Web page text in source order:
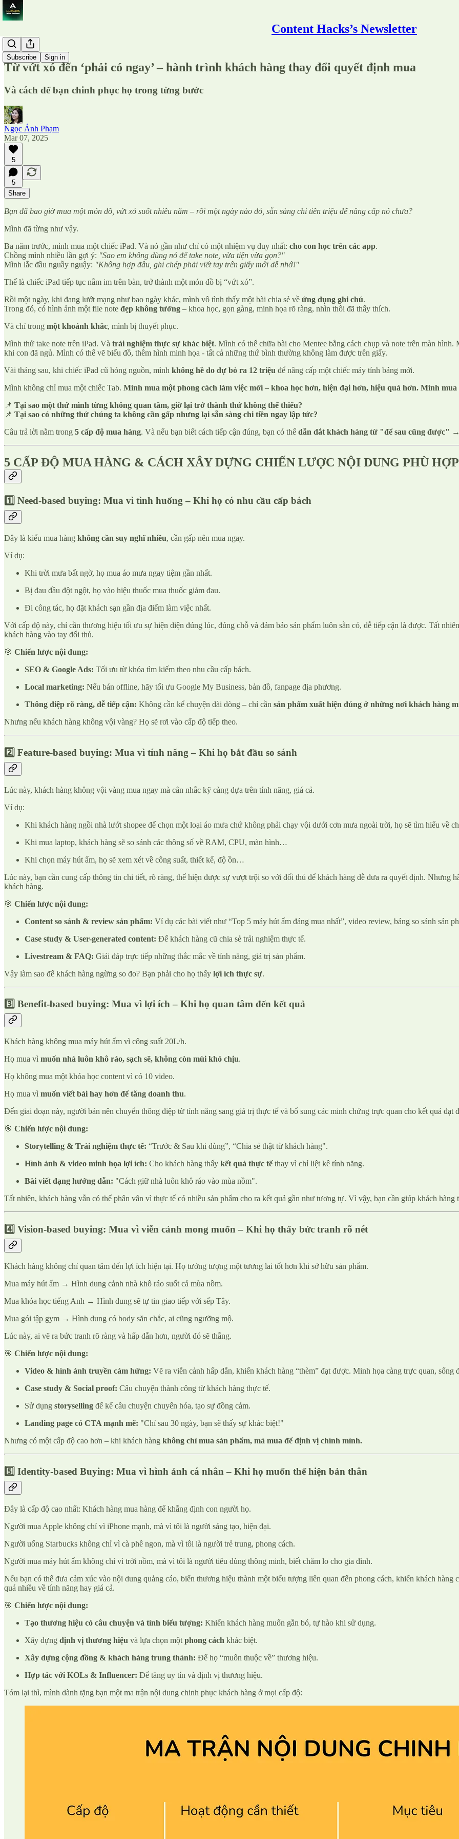
Content Hacks’s Newsletter
Subscribe Sign in
Công cụ
Từ vứt xó đến ‘phải có ngay’ – hành trình khách hàng thay đổi quyết định mua
Và cách để bạn chinh phục họ trong từng bước
Ngọc Ánh Phạm
Mar 07, 2025
5
5
Share
Bạn đã bao giờ mua một món đồ, vứt xó suốt nhiều năm – rồi một ngày nào đó, sẵn sàng chi tiền triệu để nâng cấp nó chưa?
Mình đã từng như vậy.
Ba năm trước, mình mua một chiếc iPad. Và nó gần như chỉ có một nhiệm vụ duy nhất: cho con học trên các app.
Chồng mình nhiều lần gợi ý: "Sao em không dùng nó để take note, vừa tiện vừa gọn?"
Mình lắc đầu nguầy nguậy: "Không hợp đâu, ghi chép phải viết tay trên giấy mới dễ nhớ!"
Thế là chiếc iPad tiếp tục nằm im trên bàn, trở thành một món đồ bị “vứt xó”.
Rồi một ngày, khi đang lướt mạng như bao ngày khác, mình vô tình thấy một bài chia sẻ về ứng dụng ghi chú.
Trong đó, có hình ảnh một file note đẹp không tưởng – khoa học, gọn gàng, minh họa rõ ràng, nhìn thôi đã thấy thích.
Và chỉ trong một khoảnh khắc, mình bị thuyết phục.
Mình thử take note trên iPad. Và trải nghiệm thực sự khác biệt. Mình có thể chữa bài cho Mentee bằng cách chụp và note trên màn
khi con đã ngủ. Mình có thể vẽ biểu đồ, thêm hình minh họa - tất cả những thứ bình thường không làm được trên giấy.
Vài tháng sau, khi chiếc iPad cũ hỏng nguồn, mình không hề do dự bỏ ra 12 triệu để nâng cấp một chiếc máy tính bảng mới.
Mình không chỉ mua một chiếc Tab. Mình mua một phong cách làm việc mới – khoa học hơn, hiện đại hơn, hiệu quả hơn. Mình
📌 Tại sao một thứ mình từng không quan tâm, giờ lại trở thành thứ không thể thiếu?
📌 Tại sao có những thứ chúng ta không cần gấp nhưng lại sẵn sàng chi tiền ngay lập tức?
Câu trả lời nằm trong 5 cấp độ mua hàng. Và nếu bạn biết cách tiếp cận đúng, bạn có thể dẫn dắt khách hàng từ "để sau cũng được"
5 CẤP ĐỘ MUA HÀNG & CÁCH XÂY DỰNG CHIẾN LƯỢC NỘI DUNG PHÙ HỢP
1️⃣ Need-based buying: Mua vì tình huống – Khi họ có nhu cầu cấp bách
Đây là kiểu mua hàng không cần suy nghĩ nhiều, cần gấp nên mua ngay.
Ví dụ:
Khi trời mưa bất ngờ, họ mua áo mưa ngay tiệm gần nhất.
Bị đau đầu đột ngột, họ vào hiệu thuốc mua thuốc giảm đau.
Đi công tác, họ đặt khách sạn gần địa điểm làm việc nhất.
Với cấp độ này, chỉ cần thương hiệu tối ưu sự hiện diện đúng lúc, đúng chỗ và đảm bảo sản phẩm luôn sẵn có, dễ tiếp cận là được. Tất
khách hàng vào tay đối thủ.
🎯 Chiến lược nội dung:
SEO & Google Ads: Tối ưu từ khóa tìm kiếm theo nhu cầu cấp bách.
Local marketing: Nếu bán offline, hãy tối ưu Google My Business, bản đồ, fanpage địa phương.
Thông điệp rõ ràng, dễ tiếp cận: Không cần kể chuyện dài dòng – chỉ cần sản phẩm xuất hiện đúng ở những nơi khách hàng
Nhưng nếu khách hàng không vội vàng? Họ sẽ rơi vào cấp độ tiếp theo.
2️⃣ Feature-based buying: Mua vì tính năng – Khi họ bắt đầu so sánh
Lúc này, khách hàng không vội vàng mua ngay mà cân nhắc kỹ càng dựa trên tính năng, giá cả.
Ví dụ:
Khi khách hàng ngồi nhà lướt shopee để chọn một loại áo mưa chứ không phải chạy vội dưới cơn mưa ngoài trời, họ sẽ tìm hiểu về
Khi mua laptop, khách hàng sẽ so sánh các thông số về RAM, CPU, màn hình…
Khi chọn máy hút ẩm, họ sẽ xem xét về công suất, thiết kế, độ ồn…
Lúc này, bạn cần cung cấp thông tin chi tiết, rõ ràng, thể hiện được sự vượt trội so với đối thủ để khách hàng dễ đưa ra quyết định. Nhưng
khách hàng.
🎯 Chiến lược nội dung:
Content so sánh & review sản phẩm: Ví dụ các bài viết như “Top 5 máy hút ẩm đáng mua nhất”, video review, bảng so sánh sản
Case study & User-generated content: Để khách hàng cũ chia sẻ trải nghiệm thực tế.
Livestream & FAQ: Giải đáp trực tiếp những thắc mắc về tính năng, giá trị sản phẩm.
Vậy làm sao để khách hàng ngừng so đo? Bạn phải cho họ thấy lợi ích thực sự.
3️⃣ Benefit-based buying: Mua vì lợi ích – Khi họ quan tâm đến kết quả
Khách hàng không mua máy hút ẩm vì công suất 20L/h.
Họ mua vì muốn nhà luôn khô ráo, sạch sẽ, không còn mùi khó chịu.
Họ không mua một khóa học content vì có 10 video.
Họ mua vì muốn viết bài hay hơn để tăng doanh thu.
Đến giai đoạn này, người bán nên chuyển thông điệp từ tính năng sang giá trị thực tế và bổ sung các minh chứng trực quan cho kết quả đạt
🎯 Chiến lược nội dung:
Storytelling & Trải nghiệm thực tế: “Trước & Sau khi dùng”, “Chia sẻ thật từ khách hàng".
Hình ảnh & video minh họa lợi ích: Cho khách hàng thấy kết quả thực tếthay vì chỉ liệt kê tính năng.
Bài viết dạng hướng dẫn: "Cách giữ nhà luôn khô ráo vào mùa nồm".
Tất nhiên, khách hàng vẫn có thể phân vân vì thực tế có nhiều sản phẩm cho ra kết quả gần như tương tự. Vì vậy, bạn cần giúp khách
4️⃣ Vision-based buying: Mua vì viễn cảnh mong muốn – Khi họ thấy bức tranh rõ nét
Khách hàng không chỉ quan tâm đến lợi ích hiện tại. Họ tưởng tượng một tương lai tốt hơn khi sở hữu sản phẩm.
Mua máy hút ẩm → Hình dung cảnh nhà khô ráo suốt cả mùa nồm.
Mua khóa học tiếng Anh → Hình dung sẽ tự tin giao tiếp với sếp Tây.
Mua gói tập gym → Hình dung có body săn chắc, ai cũng ngưỡng mộ.
Lúc này, ai vẽ ra bức tranh rõ ràng và hấp dẫn hơn, người đó sẽ thắng.
🎯 Chiến lược nội dung:
Video & hình ảnh truyền cảm hứng: Vẽ ra viễn cảnh hấp dẫn, khiến khách hàng “thèm” đạt được. Minh họa càng trực quan, sống
Case study & Social proof: Câu chuyện thành công từ khách hàng thực tế.
Sử dụng storyselling để kể câu chuyện chuyển hóa, tạo sự đồng cảm.
Landing page có CTA mạnh mẽ: "Chỉ sau 30 ngày, bạn sẽ thấy sự khác biệt!"
Nhưng có một cấp độ cao hơn – khi khách hàng không chỉ mua sản phẩm, mà mua để định vị chính mình.
5️⃣ Identity-based Buying: Mua vì hình ảnh cá nhân – Khi họ muốn thể hiện bản thân
Đây là cấp độ cao nhất: Khách hàng mua hàng để khẳng định con người họ.
Người mua Apple không chỉ vì iPhone mạnh, mà vì tôi là người sáng tạo, hiện đại.
Người uống Starbucks không chỉ vì cà phê ngon, mà vì tôi là người trẻ trung, phong cách.
Người mua máy hút ẩm không chỉ vì trời nồm, mà vì tôi là người tiêu dùng thông minh, biết chăm lo cho gia đình.
Nếu bạn có thể đưa cảm xúc vào nội dung quảng cáo, biến thương hiệu thành một biểu tượng liên quan đến phong cách, khiến khách hàng
quá nhiều về tính năng hay giá cả.
🎯 Chiến lược nội dung:
Tạo thương hiệu có câu chuyện và tính biểu tượng: Khiến khách hàng muốn gắn bó, tự hào khi sử dụng.
Xây dựng định vị thương hiệu và lựa chọn một phong cách khác biệt.
Xây dựng cộng đồng & khách hàng trung thành: Để họ “muốn thuộc về” thương hiệu.
Hợp tác với KOLs & Influencer: Để tăng uy tín và định vị thương hiệu.
Tóm lại thì, mình dành tặng bạn một ma trận nội dung chinh phục khách hàng ở mọi cấp độ: